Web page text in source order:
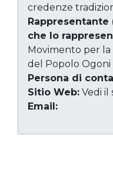
credenze
che lo
Movimento per la
del Popolo Ogoni
Persona di
Sitio Web: Vedi il
Email: